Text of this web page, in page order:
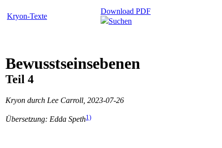
Kryon-Texte
Download PDF
Suchen
Bewusstseinsebenen
Teil 4
Kryon durch Lee Carroll, 2023-07-26
Übersetzung: Edda Speth1)